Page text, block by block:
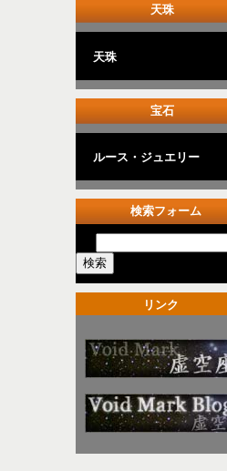
天珠
天珠
宝石
ルース・ジュエリー
検索フォーム
リンク